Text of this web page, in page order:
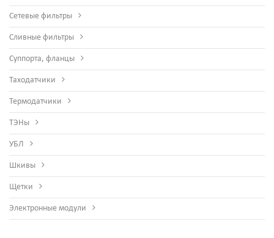
Сетевые фильтры
Сливные фильтры
Суппорта, фланцы
Таходатчики
Термодатчики
ТЭНы
УБЛ
Шкивы
Щетки
Электронные модули